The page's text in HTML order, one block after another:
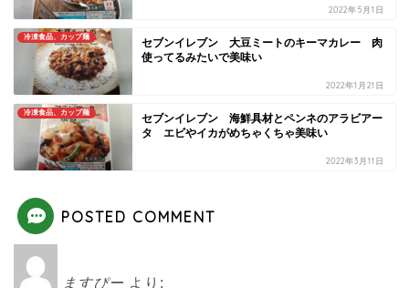
2022年5月1日
冷凍食品、カップ麺
セブンイレブン 大豆ミートのキーマカレー 肉
使ってるみたいで美味い
2022年1月21日
冷凍食品、カップ麺
セブンイレブン 海鮮具材とペンネのアラビアー
タ エビやイカがめちゃくちゃ美味い
2022年3月11日
POSTED COMMENT
ますぴー より: